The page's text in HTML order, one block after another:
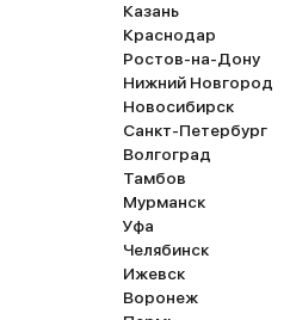
Казань
Краснодар
Ростов-на-Дону
Нижний Новгород
Новосибирск
Санкт-Петербург
Волгоград
Тамбов
Мурманск
Уфа
Челябинск
Ижевск
Воронеж